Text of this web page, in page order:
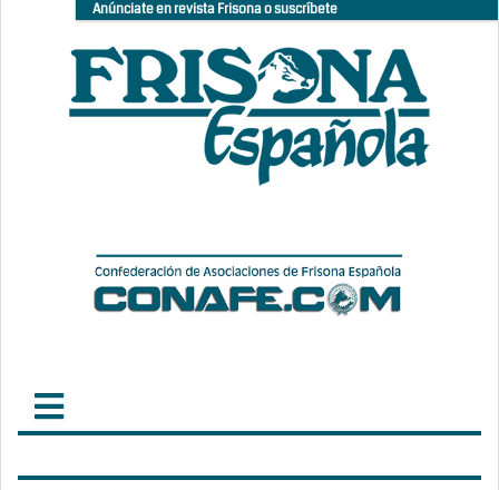
Anúnciate en revista Frisona o suscríbete